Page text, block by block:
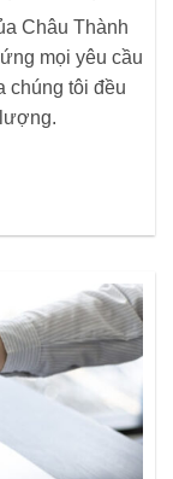
Châu Thành
mọi yêu cầu
chúng tôi đều